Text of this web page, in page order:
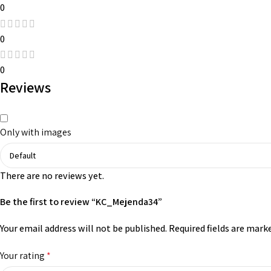
0
0
0
Reviews
Only with images
There are no reviews yet.
Be the first to review “KC_Mejenda34”
Your email address will not be published. Required fields are
Your rating *